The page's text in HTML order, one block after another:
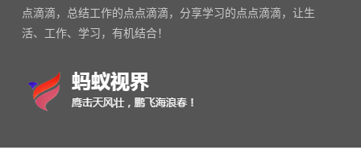
点滴滴，总结工作的点点滴滴，分享学习的点点滴滴，让生
活、工作、学习，有机结合！